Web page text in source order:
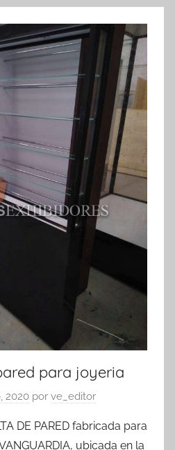
para joyeria
2020 por ve_editor
DE PARED fabricada para
ubicada en la